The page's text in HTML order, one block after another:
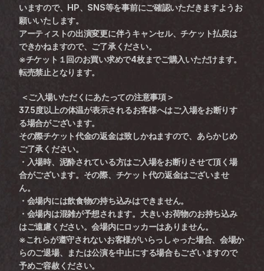
いますので、HP、SNS等を事前にご確認いただきますようお
願いいたします。
アーティストの出演変更に伴うキャンセル、チケット払戻は
できかねますので、ご了承ください。
※チケット１回のお買い求めで4枚までご購入いただけます。
転売禁止となります。
＜ご入場いただくにあたっての注意事項＞
37.5度以上の体温が表示されるお客様へはご入場をお断りす
る場合がございます。
その際チケット代金の返金は致しかねますので、あらかじめ
ご了承ください。
・入場時、泥酔されている方はご入場をお断りさせて頂く場
合がございます。その際、チケット代の返金はございませ
ん。
・会場内には飲食物の持ち込みはできません。
・会場内は混雑が予想されます。大きいお荷物のお持ち込み
はご遠慮ください。会場内にロッカーはありません。
※これらが遵守されないお客様がいらっしゃった場合、会場か
らのご退場、または公演を中止にする場合もございますので
予めご容赦ください。